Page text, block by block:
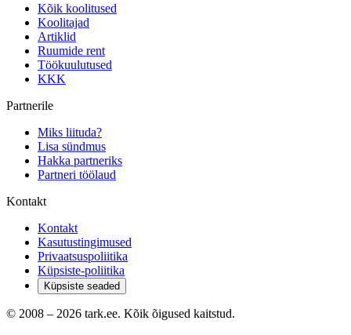
Kõik koolitused
Koolitajad
Artiklid
Ruumide rent
Töökuulutused
KKK
Partnerile
Miks liituda?
Lisa sündmus
Hakka partneriks
Partneri töölaud
Kontakt
Kontakt
Kasutustingimused
Privaatsuspoliitika
Küpsiste-poliitika
Küpsiste seaded
© 2008 – 2026 tark.ee. Kõik õigused kaitstud.